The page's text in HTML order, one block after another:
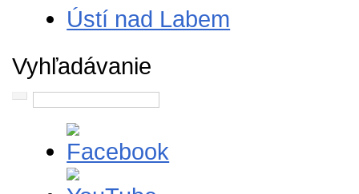
Ústí nad Labem
Vyhľadávanie